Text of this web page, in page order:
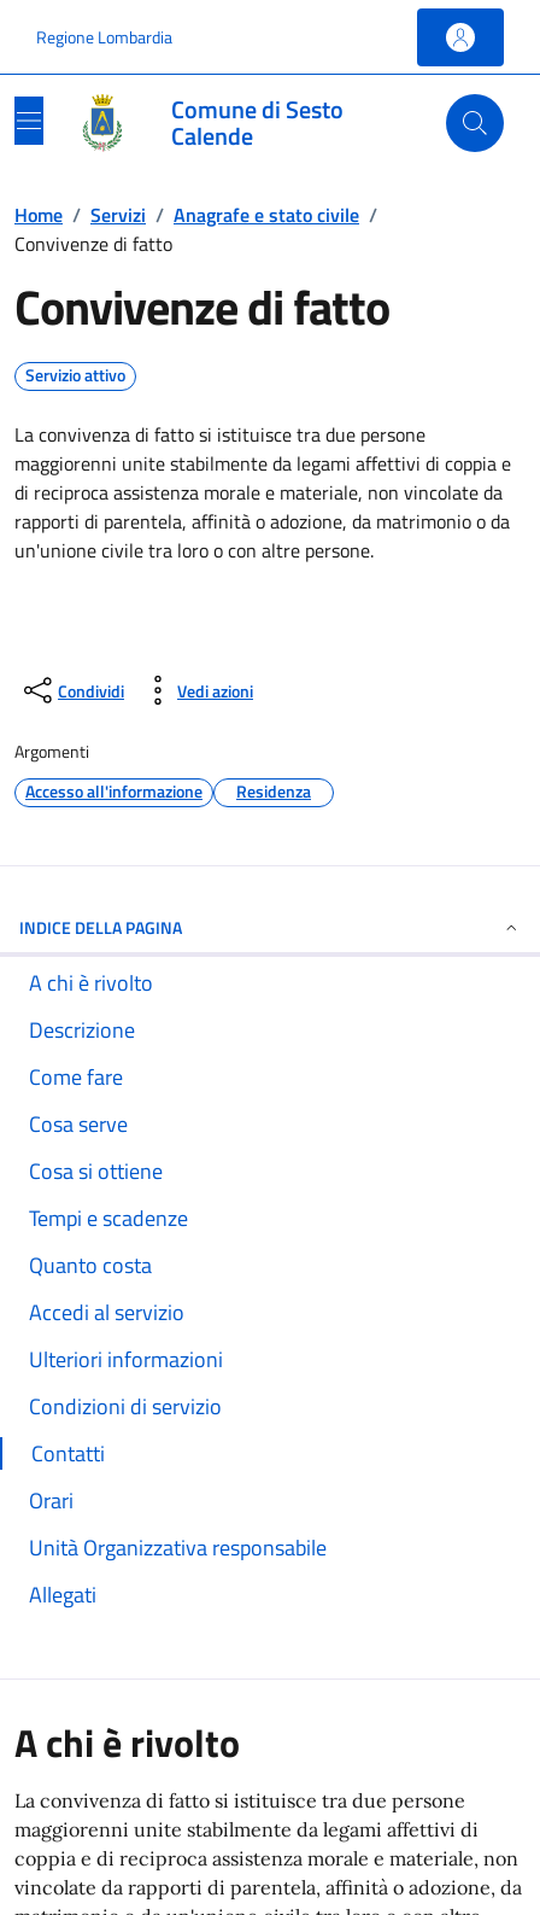
Regione Lombardia
Comune di Sesto
Calende
Home / Servizi / Anagrafe e stato civile /
Convivenze di fatto
Convivenze di fatto
Servizio attivo
La convivenza di fatto si istituisce tra due persone
maggiorenni unite stabilmente da legami affettivi di coppia e
di reciproca assistenza morale e materiale, non vincolate da
rapporti di parentela, affinità o adozione, da matrimonio o da
un'unione civile tra loro o con altre persone.
Condividi Vedi azioni
Argomenti
Accesso all'informazione
Residenza
INDICE DELLA PAGINA
A chi è rivolto
Descrizione
Come fare
Cosa serve
Cosa si ottiene
Tempi e scadenze
Quanto costa
Accedi al servizio
Ulteriori informazioni
Condizioni di servizio
Contatti
Orari
Unità Organizzativa responsabile
Allegati
A chi è rivolto
La convivenza di fatto si istituisce tra due persone
maggiorenni unite stabilmente da legami affettivi di
coppia e di reciproca assistenza morale e materiale, non
vincolate da rapporti di parentela, affinità o adozione, da